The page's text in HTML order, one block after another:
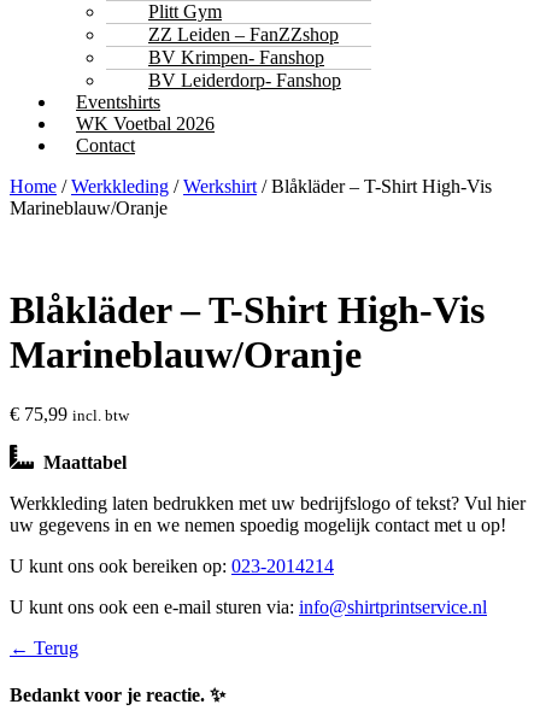
Plitt Gym
ZZ Leiden – FanZZshop
BV Krimpen- Fanshop
BV Leiderdorp- Fanshop
Eventshirts
WK Voetbal 2026
Contact
Home /Werkkleding /Werkshirt / Blåkläder – T-Shirt High-Vis
Marineblauw/Oranje
Blåkläder – T-Shirt High-Vis
Marineblauw/Oranje
€ 75,99 incl. btw
Maattabel
Werkkleding laten bedrukken met uw bedrijfslogo of tekst? Vul hier
uw gegevens in en we nemen spoedig mogelijk contact met u op!
U kunt ons ook bereiken op: 023-2014214
U kunt ons ook een e-mail sturen via: info@shirtprintservice.nl
← Terug
Bedankt voor je reactie. ✨